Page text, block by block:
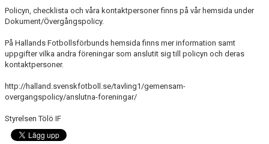
TÖLÖFONDEN
EVENEMANG
FOTBOLLSSKOLAN P/F 2020 & 2021
ÖVRIGT
Policyn, checklista och våra kontaktpersoner finns på vår hemsida under
Dokument/Övergångspolicy.
På Hallands Fotbollsförbunds hemsida finns mer information samt
uppgifter vilka andra föreningar som anslutit sig till policyn och deras
kontaktpersoner.
http://halland.svenskfotboll.se/tavling1/gemensam-
overgangspolicy/anslutna-foreningar/
Styrelsen Tölö IF